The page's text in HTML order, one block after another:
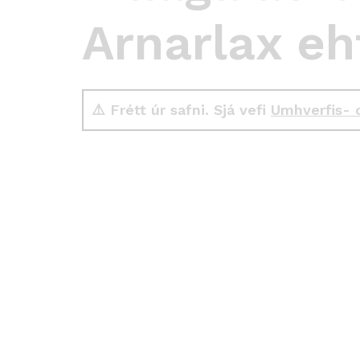
Arnarlax
⚠️ Frétt úr safni. Sjá vefi Umhverfis-